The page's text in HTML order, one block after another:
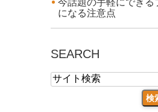
今話題の手軽にでき
になる注意点
SEARCH